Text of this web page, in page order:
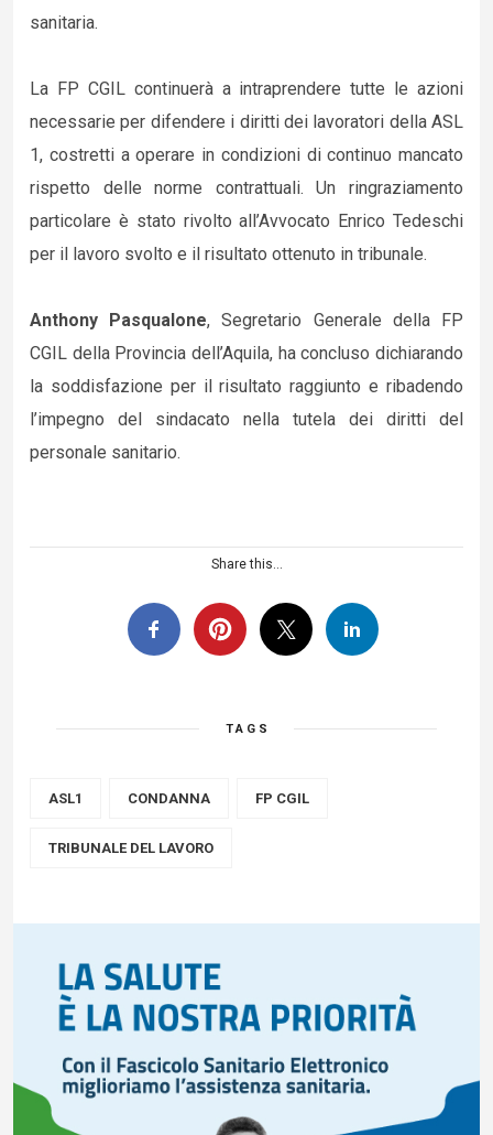
sanitaria.
La FP CGIL continuerà a intraprendere tutte le azioni
necessarie per difendere i diritti dei lavoratori della ASL
1, costretti a operare in condizioni di continuo mancato
rispetto delle norme contrattuali. Un ringraziamento
particolare è stato rivolto all’Avvocato Enrico Tedeschi
per il lavoro svolto e il risultato ottenuto in tribunale.
Anthony Pasqualone, Segretario Generale della FP
CGIL della Provincia dell’Aquila, ha concluso dichiarando
la soddisfazione per il risultato raggiunto e ribadendo
l’impegno del sindacato nella tutela dei diritti del
personale sanitario.
Share this...
TAGS
ASL1 CONDANNA FP CGIL
TRIBUNALE DEL LAVORO